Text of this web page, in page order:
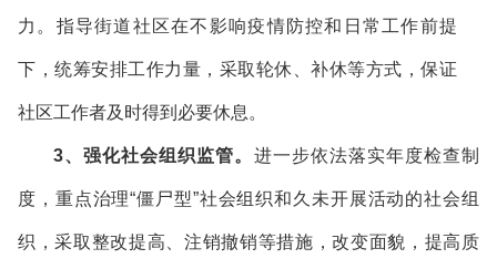
力。指导街道社区在不影响疫情防控和日常工作前提
下，统筹安排工作力量，采取轮休、补休等方式，保证
社区工作者及时得到必要休息。
3、强化社会组织监管。 进一步依法落实年度检查制
度，重点治理“僵尸型”社会组织和久未开展活动的社会组
织，采取整改提高、注销撤销等措施，改变面貌，提高质